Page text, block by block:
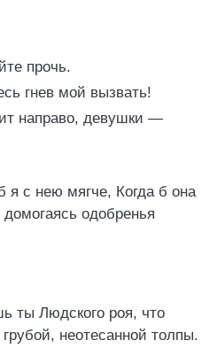
прочь.
гнев мой вызвать!
направо, девушки —
я с нею мягче, Когда б она
одобренья
ты Людского роя, что
неотесанной толпы.